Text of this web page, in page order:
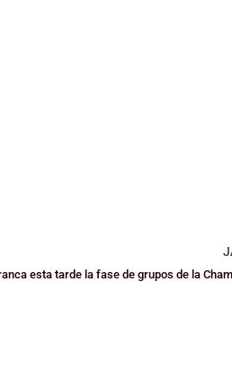
esta tarde la fase de grupos de la